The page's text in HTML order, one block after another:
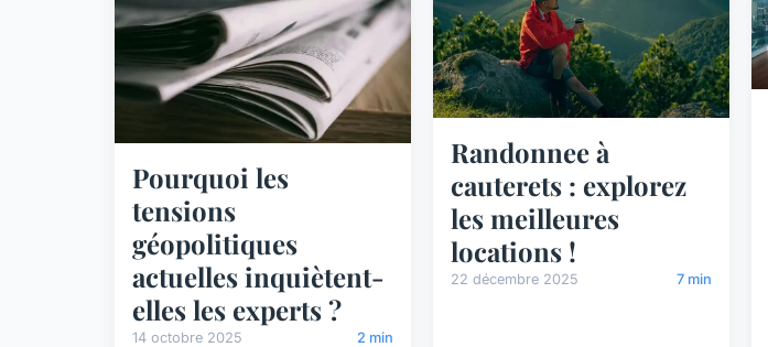
Pourquoi les
tensions
géopolitiques
actuelles inquiètent-
elles les experts ?
14 octobre 2025 2 min
Randonnee à
cauterets : explorez
les meilleures
locations !
22 décembre 2025 7 min